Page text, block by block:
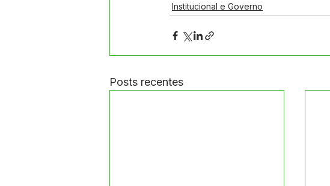
Institucional e Governo
Posts recentes